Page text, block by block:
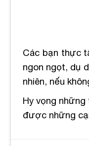
Các bạn thực
ngon ngọt, dụ
nhiên, nếu
Hy vọng
được những